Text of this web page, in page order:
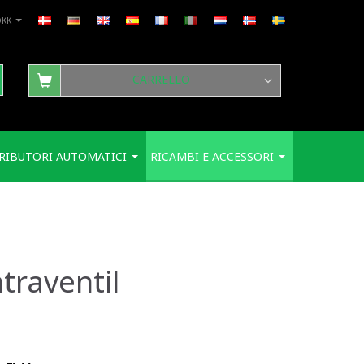
CARRELLO
AUTOMATICI RICAMBI E ACCESSORI